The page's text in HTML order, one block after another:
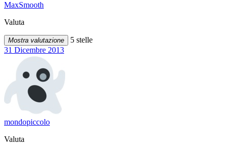
MaxSmooth
Valuta
Mostra valutazione
5 stelle
31 Dicembre 2013
mondopiccolo
Valuta